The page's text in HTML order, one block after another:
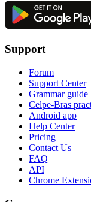
Support
Forum
Support Center
Grammar guide
Celpe-Bras
Android app
Help Center
Pricing
Contact Us
FAQ
API
Chrome